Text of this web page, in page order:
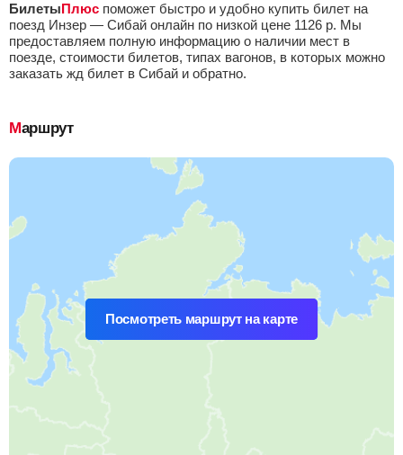
БилетыПлюс поможет быстро и удобно купить билет на
поезд Инзер — Сибай онлайн по низкой цене 1126 р. Мы
предоставляем полную информацию о наличии мест в
поезде, стоимости билетов, типах вагонов, в которых можно
заказать жд билет в Сибай и обратно.
Маршрут
Посмотреть маршрут на карте